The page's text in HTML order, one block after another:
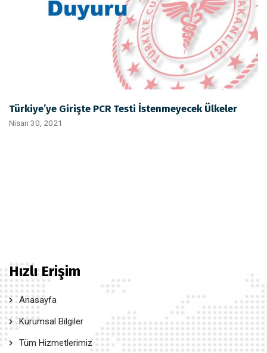
Türkiye’ye Girişte PCR Testi İstenmeyecek Ülkeler
Nisan 30, 2021
Hızlı Erişim
Anasayfa
Kurumsal Bilgiler
Tüm Hizmetlerimiz